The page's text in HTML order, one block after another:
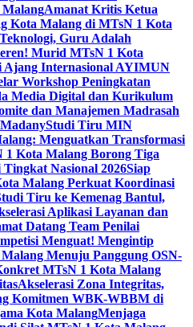
Amanat Kritis Ketua
Kota Malang di MTsN 1 Kota
Guru Adalah
Murid MTsN 1 Kota
Ajang Internasional AYIMUN
Workshop Peningkatan
Media Digital dan Kurikulum
dan Manajemen Madrasah
Studi Tiru MIN
Menguatkan Transformasi
1 Kota Malang Borong Tiga
Nasional 2026Siap
Malang Perkuat Koordinasi
Tiru ke Kemenag Bantul,
Aplikasi Layanan dan
Datang Team Penilai
Menguat! Mengintip
Menuju Panggung OSN-
MTsN 1 Kota Malang
Akselerasi Zona Integritas,
Komitmen WBK-WBBM di
Kota MalangMenjaga